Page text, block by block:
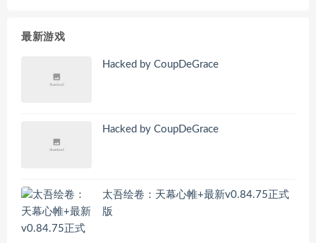
最新游戏
Hacked by CoupDeGrace
Hacked by CoupDeGrace
太吾绘卷：天幕心帷+最新v0.84.75正式
版